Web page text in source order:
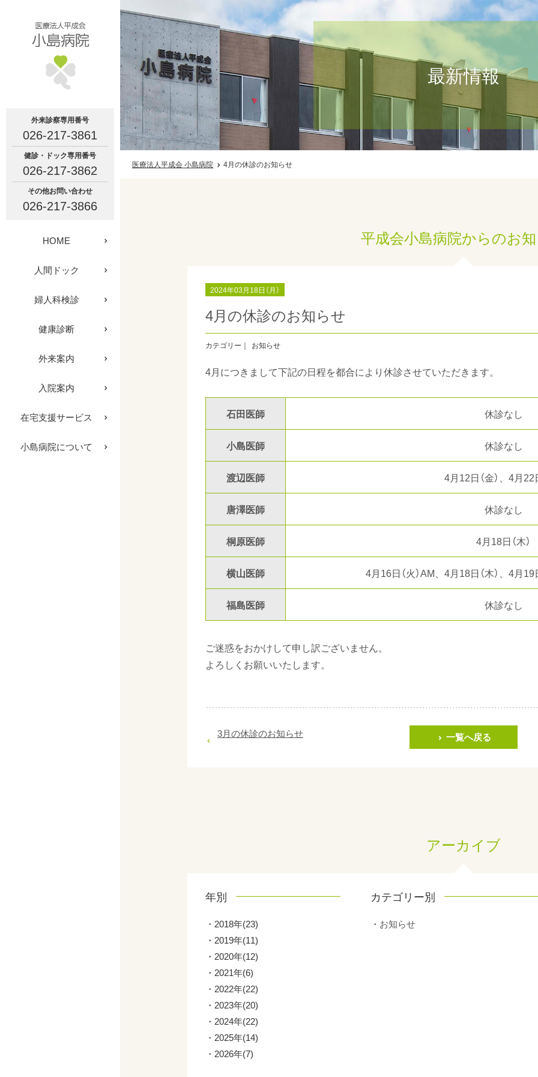
外来診察専用番号
026-217-3861
健診・ドック専用番号
026-217-3862
その他お問い合わせ
026-217-3866
HOME
人間ドック
婦人科検診
健康診断
外来案内
入院案内
在宅支援サービス
小島病院について
最新情報
医療法人平成会 小島病院 4月の休診のお知らせ
平成会小島病院からのお
2024年03月18日（月）
4月の休診のお知らせ
お知らせ
4月につきまして下記の日程を都合により休診させていただきます。
石田医師 休診なし
小島医師 休診なし
渡辺医師 4月12日（金）、4月22
唐澤医師 休診なし
桐原医師 4月18日（木）
横山医師 4月16日（火）AM、4月18日（木）、4月19
福島医師 休診なし
ご迷惑をおかけして申し訳ございません。
よろしくお願いいたします。
3月の休診のお知らせ 一覧へ戻る
アーカイブ
年別
2018年(23)
2019年(11)
2020年(12)
2021年(6)
2022年(22)
2023年(20)
2024年(22)
2025年(14)
2026年(7)
カテゴリー別
お知らせ